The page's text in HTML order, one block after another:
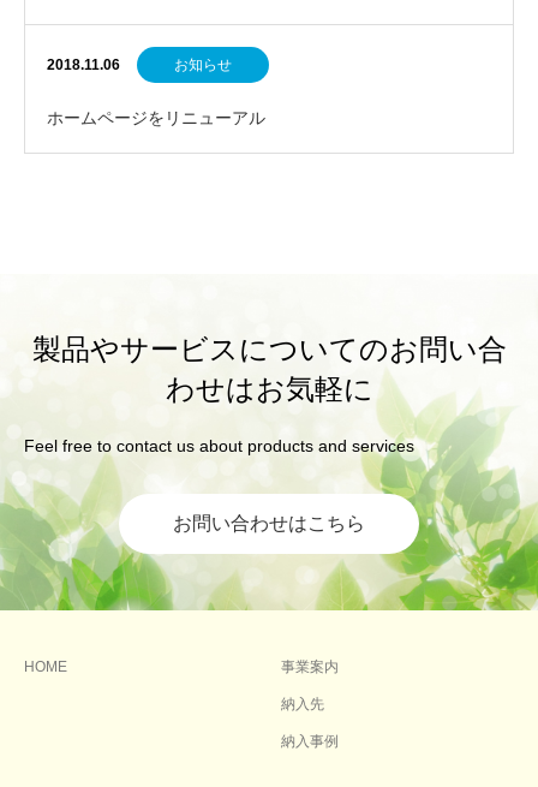
2018.11.06 お知らせ
ホームページをリニューアル
製品やサービスについてのお問い合
わせはお気軽に
Feel free to contact us about products and services
お問い合わせはこちら
HOME 事業案内
納入先
納入事例